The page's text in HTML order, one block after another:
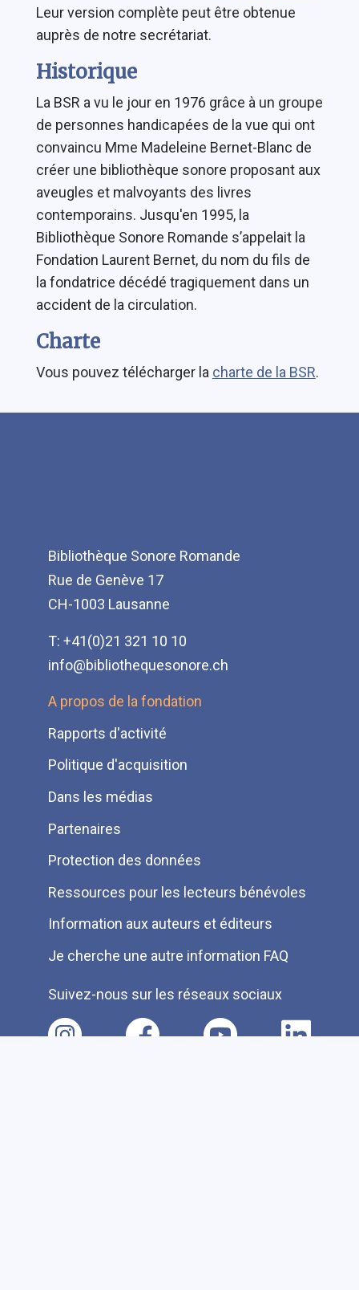
Leur version complète peut être obtenue
auprès de notre secrétariat.
Historique
La BSR a vu le jour en 1976 grâce à un groupe
de personnes handicapées de la vue qui ont
convaincu Mme Madeleine Bernet-Blanc de
créer une bibliothèque sonore proposant aux
aveugles et malvoyants des livres
contemporains. Jusqu'en 1995, la
Bibliothèque Sonore Romande s’appelait la
Fondation Laurent Bernet, du nom du fils de
la fondatrice décédé tragiquement dans un
accident de la circulation.
Charte
Vous pouvez télécharger la charte de la BSR.
Bibliothèque Sonore Romande
Rue de Genève 17
CH-1003 Lausanne
T: +41(0)21 321 10 10
info@bibliothequesonore.ch
Menu
Pied
de
page
A propos de la fondation
Rapports d'activité
Politique d'acquisition
Dans les médias
Partenaires
Protection des données
Ressources pour les lecteurs bénévoles
Information aux auteurs et éditeurs
Je cherche une autre information FAQ
Suivez-nous sur les réseaux sociaux